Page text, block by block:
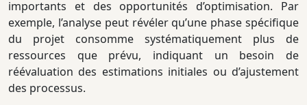
importants et des opportunités d’optimisation. Par
exemple, l’analyse peut révéler qu’une phase spécifique
du projet consomme systématiquement plus de
ressources que prévu, indiquant un besoin de
réévaluation des estimations initiales ou d’ajustement
des processus.